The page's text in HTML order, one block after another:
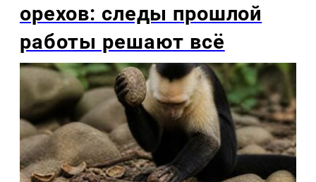
орехов: следы прошлой
работы решают всё